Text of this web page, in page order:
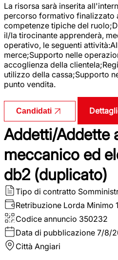
La risorsa sarà inserita
percorso formativo finalizzato
competenze tipiche del
il/la tirocinante apprenderà,
operativo, le seguenti
merce;Supporto nelle
accoglienza della
utilizzo della cassa;Supporto
punto vendita.
Candidati
Addetti/Addette
meccanico ed
db2 (duplicato)
Tipo di contratto
Retribuzione Lorda Minimo
Codice annuncio 350232
Data di pubblicazione 7/8/
Città Angiari